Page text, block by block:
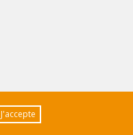
J'accepte